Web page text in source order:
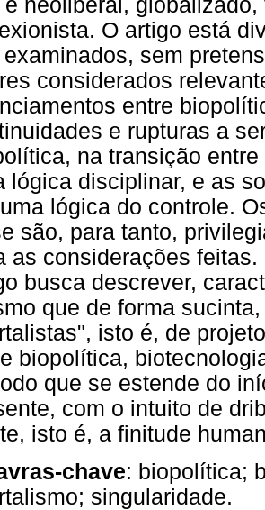
é neoliberal,
O artigo está
examinados, sem
considerados
entre
e rupturas a
na transição
lógica disciplinar, e as
lógica do controle.
são, para tanto,
as considerações
busca descrever,
que de forma
isto é, de
biopolítica,
que se estende do
com o intuito de
isto é, a finitude
chave: biopolítica;
singularidade.